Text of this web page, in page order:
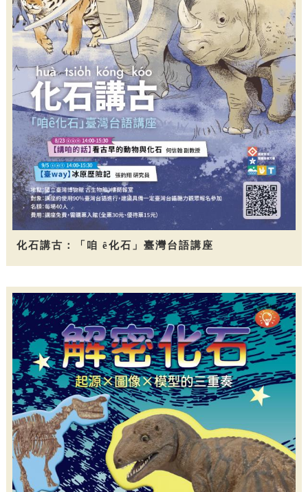
化石講古：「咱 ê化石」臺灣台語講座